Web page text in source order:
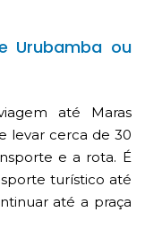
Urubamba ou
até Maras
levar cerca de 30
e a rota. É
turístico até
até a praça